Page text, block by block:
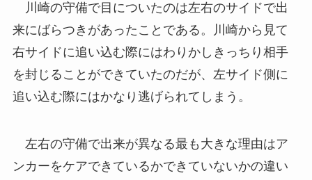
川崎の守備で目についたのは左右のサイドで出
来にばらつきがあったことである。川崎から見て
右サイドに追い込む際にはわりかしきっちり相手
を封じることができていたのだが、左サイド側に
追い込む際にはかなり逃げられてしまう。
左右の守備で出来が異なる最も大きな理由はア
ンカーをケアできているかできていないかの違い